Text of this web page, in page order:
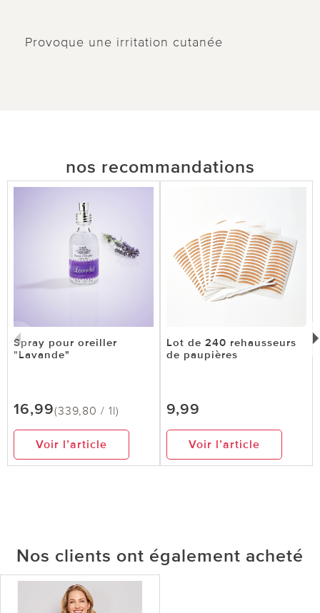
Provoque une irritation cutanée
nos recommandations
Spray pour oreiller
"Lavande"
16,99(339,80 / 1l)
Voir l’article
Lot de 240 rehausseurs
de paupières
9,99
Voir l’article
Nos clients ont également acheté